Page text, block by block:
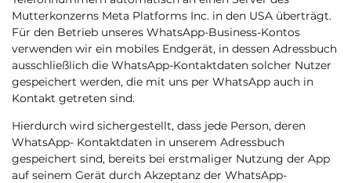
Mutterkonzerns Meta Platforms Inc. in den USA überträgt.
Für den Betrieb unseres WhatsApp-Business-Kontos
verwenden wir ein mobiles Endgerät, in dessen Adressbuch
ausschließlich die WhatsApp-Kontaktdaten solcher Nutzer
gespeichert werden, die mit uns per WhatsApp auch in
Kontakt getreten sind.
Hierdurch wird sichergestellt, dass jede Person, deren
WhatsApp- Kontaktdaten in unserem Adressbuch
gespeichert sind, bereits bei erstmaliger Nutzung der App
auf seinem Gerät durch Akzeptanz der WhatsApp-